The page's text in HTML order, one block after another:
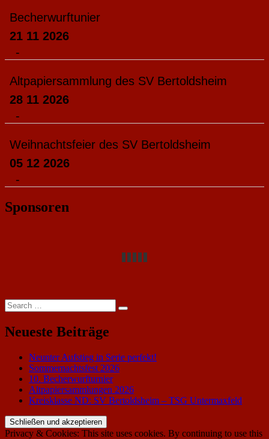
Becherwurftunier
21 11 2026
-
Altpapiersammlung des SV Bertoldsheim
28 11 2026
-
Weihnachtsfeier des SV Bertoldsheim
05 12 2026
-
Sponsoren
Search
for:
Search
Neueste Beiträge
Neunter Aufstieg in Serie perfekt!
Sommernachtsfest 2026
10. Becherwurfturnier
Altpapiersammlungen 2026
Kreisklasse ND: SV Bertoldsheim – TSG Untermaxfeld
Privacy & Cookies: This site uses cookies. By continuing to use this